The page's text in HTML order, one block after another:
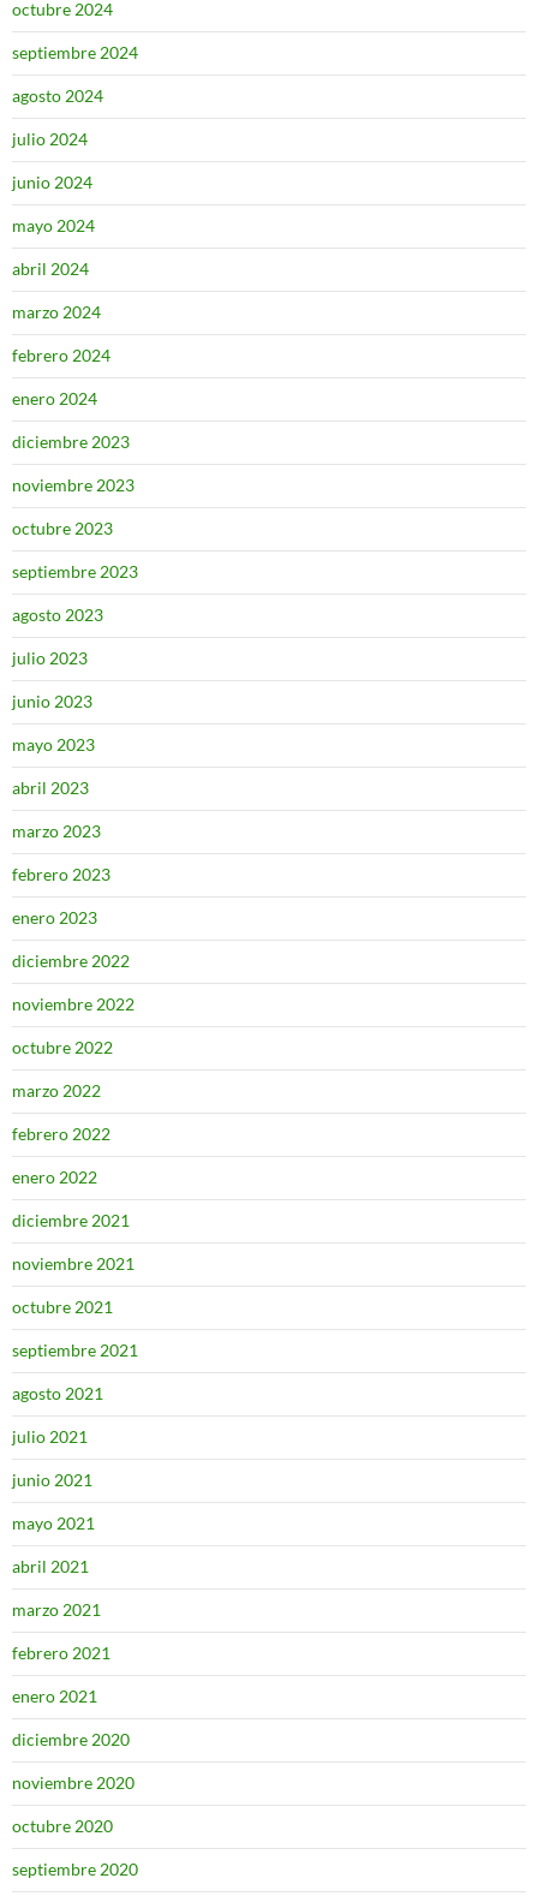
octubre 2024
septiembre 2024
agosto 2024
julio 2024
junio 2024
mayo 2024
abril 2024
marzo 2024
febrero 2024
enero 2024
diciembre 2023
noviembre 2023
octubre 2023
septiembre 2023
agosto 2023
julio 2023
junio 2023
mayo 2023
abril 2023
marzo 2023
febrero 2023
enero 2023
diciembre 2022
noviembre 2022
octubre 2022
marzo 2022
febrero 2022
enero 2022
diciembre 2021
noviembre 2021
octubre 2021
septiembre 2021
agosto 2021
julio 2021
junio 2021
mayo 2021
abril 2021
marzo 2021
febrero 2021
enero 2021
diciembre 2020
noviembre 2020
octubre 2020
septiembre 2020